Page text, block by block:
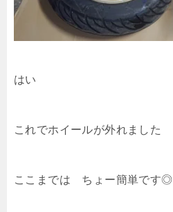
はい
これでホイールが外れました
ここまでは ちょー簡単です◎